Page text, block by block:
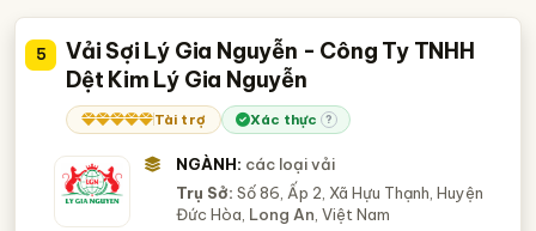
5
Vải Sợi Lý Gia Nguyễn - Công Ty TNHH
Dệt Kim Lý Gia Nguyễn
Tài trợ Xác thực ?
NGÀNH: các loại vải
Trụ Sở: Số 86, Ấp 2, Xã Hựu Thạnh, Huyện
Đức Hòa, Long An , Việt Nam